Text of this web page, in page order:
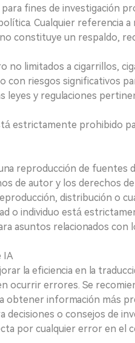
fines de investigación
Cualquier referencia
constituye un respaldo,
no limitados a cigarrillos,
riesgos significativos
leyes y regulaciones
estrictamente prohibido
reproducción de fuentes
de autor y los derechos
distribución o
o individuo está
asuntos relacionados con
IA
la eficiencia en la
ocurrir errores. Se
obtener información más
o consejos de
por cualquier error en el